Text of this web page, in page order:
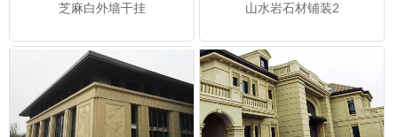
芝麻白外墙干挂 山水岩石材铺装2